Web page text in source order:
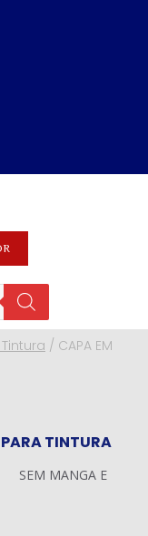
/ CAPA EM
TINTURA
SEM MANGA E